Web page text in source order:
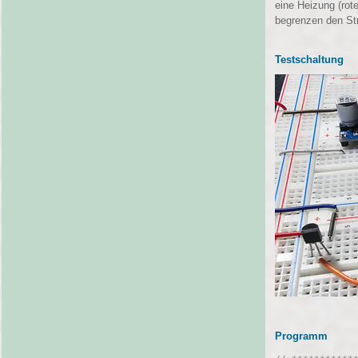
eine Heizung
begrenzen den
Testschaltung
Programm